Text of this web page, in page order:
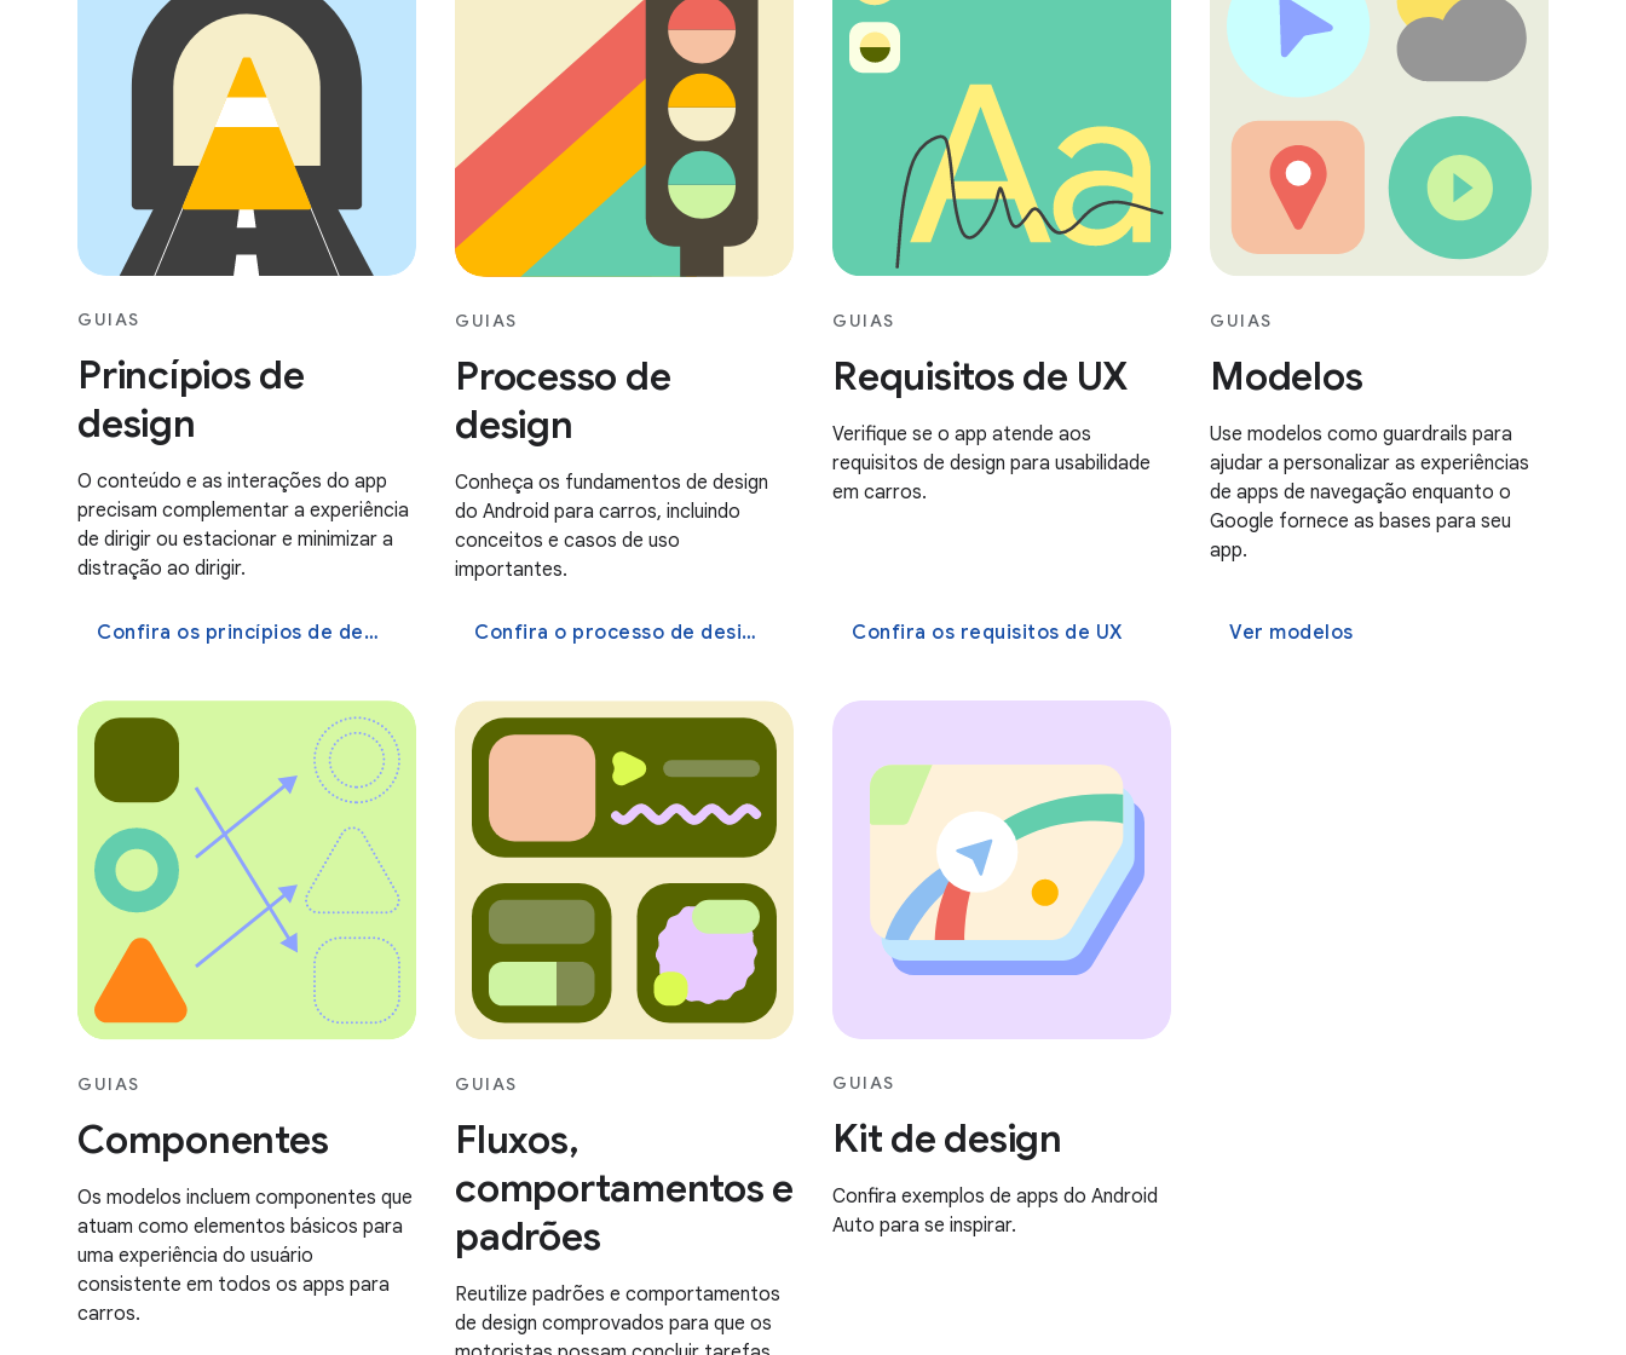
GUIAS
Princípios de
design
O conteúdo e as interações do app
precisam complementar a experiência
de dirigir ou estacionar e minimizar a
distração ao dirigir.
Confira os princípios de design
GUIAS
Processo de
design
Conheça os fundamentos de design
do Android para carros, incluindo
conceitos e casos de uso
importantes.
Confira o processo de design
GUIAS
Requisitos de UX
Verifique se o app atende aos
requisitos de design para usabilidade
em carros.
Confira os requisitos de UX
GUIAS
Modelos
Use modelos como guardrails para
ajudar a personalizar as experiências
de apps de navegação enquanto o
Google fornece as bases para seu
app.
Ver modelos
GUIAS
Componentes
Os modelos incluem componentes que
atuam como elementos básicos para
uma experiência do usuário
consistente em todos os apps para
carros.
GUIAS
Fluxos,
comportamentos e
padrões
Reutilize padrões e comportamentos
de design comprovados para que os
GUIAS
Kit de design
Confira exemplos de apps do Android
Auto para se inspirar.